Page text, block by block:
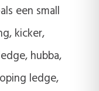
een small
kicker,
hubba,
ledge,